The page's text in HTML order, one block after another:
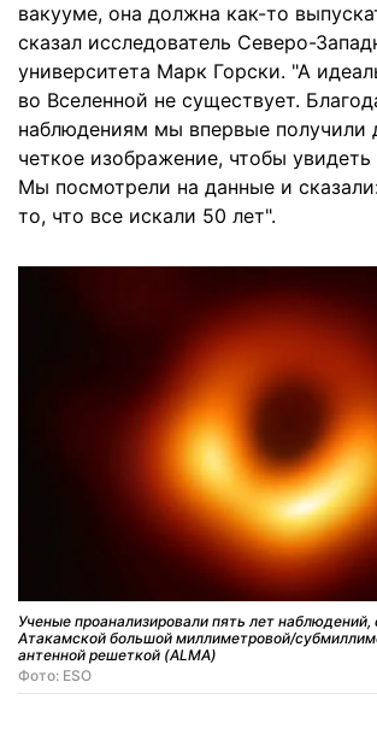
вакууме, она должна как-то
сказал исследователь Северо-
университета Марк Горски. "А
во Вселенной не существует.
наблюдениям мы впервые получили
четкое изображение, чтобы
Мы посмотрели на данные и
то, что все искали 50 лет".
Ученые проанализировали пять лет наблюдений,
Атакамской большой миллиметровой/
антенной решеткой (ALMA)
Фото: ESO